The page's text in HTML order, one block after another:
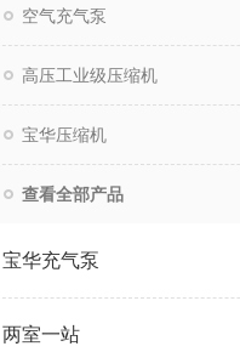
空气充气泵
高压工业级压缩机
宝华压缩机
查看全部产品
宝华充气泵
两室一站